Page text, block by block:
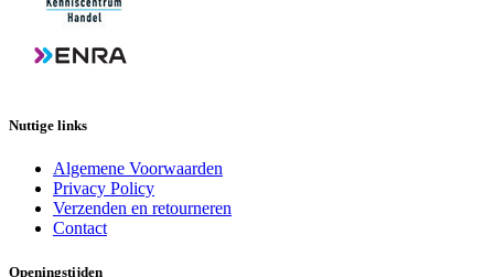
Nuttige links
Algemene Voorwaarden
Privacy Policy
Verzenden en retourneren
Contact
Openingstijden